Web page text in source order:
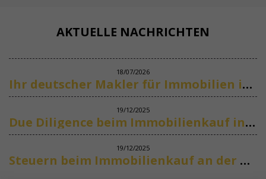
AKTUELLE NACHRICHTEN
18/07/2026
Ihr deutscher Makler für Immobilien in Marbella
19/12/2025
Due Diligence beim Immobilienkauf in Spanien
19/12/2025
Steuern beim Immobilienkauf an der Costa del Sol